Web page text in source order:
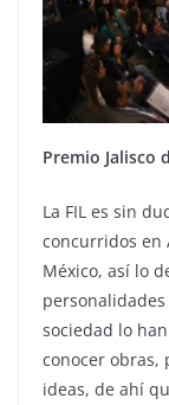
Premio Jalisco
La FIL es sin
concurridos en
México, así lo
sociedad lo
conocer obras,
ideas, de ahí